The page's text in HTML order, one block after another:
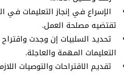
الإسراع في إنجاز التعليمات في
تقتضيه مصلحة العمل.
تحديد السلبيات إن وجدت
التعليمات المهمة والعاجلة.
تقديم الاقتراحات والتوصيات